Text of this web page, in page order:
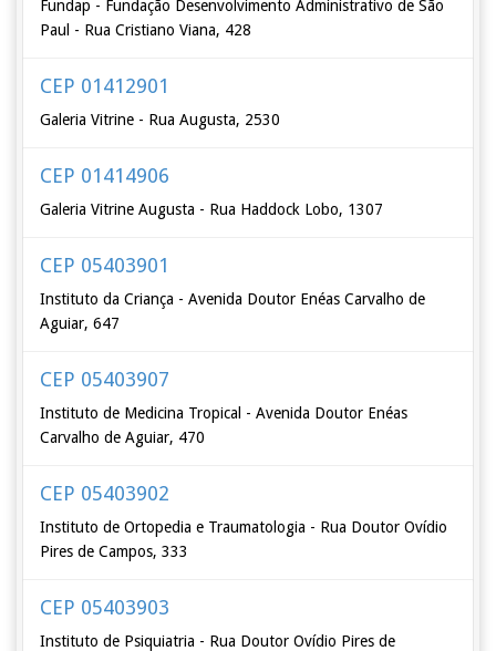
Fundap - Fundação Desenvolvimento Administrativo de São
Paul - Rua Cristiano Viana, 428
CEP 01412901
Galeria Vitrine - Rua Augusta, 2530
CEP 01414906
Galeria Vitrine Augusta - Rua Haddock Lobo, 1307
CEP 05403901
Instituto da Criança - Avenida Doutor Enéas Carvalho de
Aguiar, 647
CEP 05403907
Instituto de Medicina Tropical - Avenida Doutor Enéas
Carvalho de Aguiar, 470
CEP 05403902
Instituto de Ortopedia e Traumatologia - Rua Doutor Ovídio
Pires de Campos, 333
CEP 05403903
Instituto de Psiquiatria - Rua Doutor Ovídio Pires de